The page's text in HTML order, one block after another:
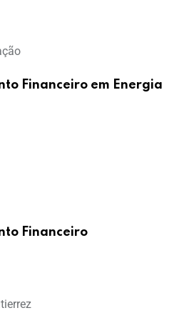
Financeiro em Energia
Financeiro